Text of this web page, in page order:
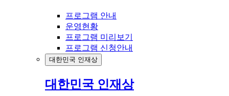
프로그램 안내
운영현황
프로그램 미리보기
프로그램 신청안내
대한민국 인재상
대한민국 인재상